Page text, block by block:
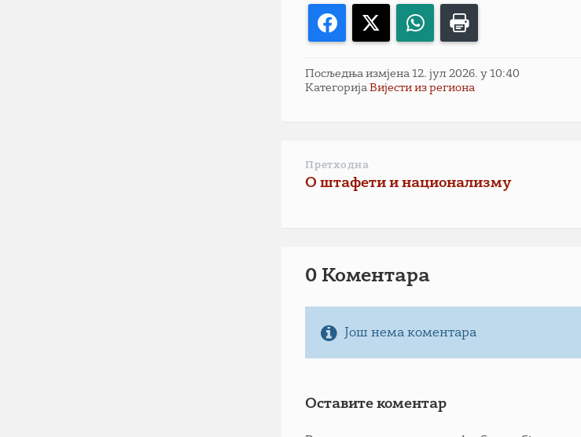
Facebook WhatsApp
Посљедња измјена 12. јул 2026. у 10:40
КатегоријаВијести из региона
Претходна
О штафети и национализму
0 Коментарa
Још нема коментара
Оставите коментар